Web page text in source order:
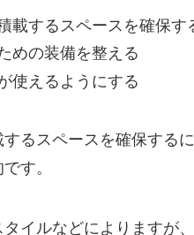
載するスペースを確保す
めの装備を整える
使えるようにする
るスペースを確保する
す。
イルなどによりますが